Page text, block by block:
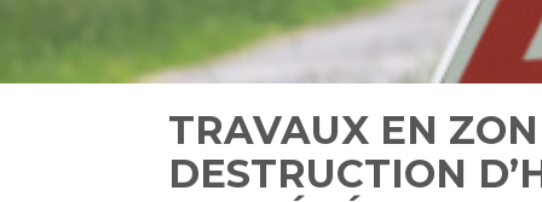
TRAVAUX EN
DESTRUCTION